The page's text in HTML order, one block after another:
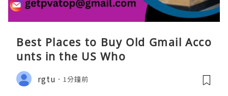
Best Places to Buy Old Gmail Acco
unts in the US Who
rgtu 1分鐘前